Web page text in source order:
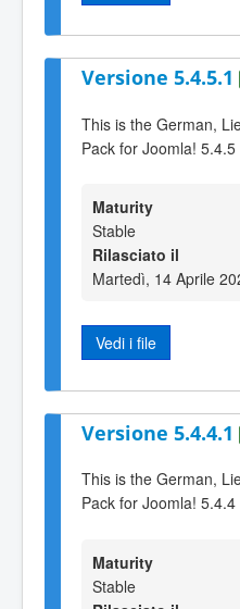
Versione 5.4.5.1
This is the German,
Pack for Joomla! 5.4.5
Maturity
Stable
Rilasciato il
Martedì, 14 Aprile
Vedi i file
Versione 5.4.4.1
This is the German,
Pack for Joomla! 5.4.4
Maturity
Stable